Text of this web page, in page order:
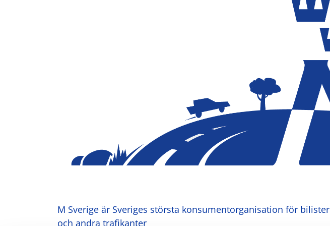
M Sverige är Sveriges största konsumentorganisation för bilister
och andra trafikanter